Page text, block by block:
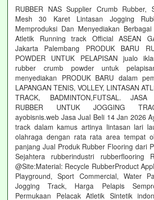
RUBBER NAS Supplier Crumb Rubber,
Mesh 30 Karet Lintasan Jogging
Memproduksi Dan Menyediakan
Atletik Running track Official ASEAN
Jakarta Palembang PRODUK BARU
POWDER UNTUK PELAPISAN jualo
rubber crumb powder untuk
menyediakan PRODUK BARU dalam
LAPANGAN TENIS, VOLLEY, LINTASAN
TRACK, BADMINTON,FUTSAL. JASA
RUBBER UNTUK JOGGING
ayobisnis.web Jasa Jual Beli 14 Jan 2026
track dalam kamus artinya lintasan lari
olahraga dengan rata rata area tempat
panjang Jual Produk Rubber Flooring dari
Sejahtera rubberindustri rubberflooring
@Site:Material: Recycle RubberProduct
Playground, Sport Commercial, Water
Jogging Track, Harga Pelapis
Permukaan Pelacak Atletik Sintetik